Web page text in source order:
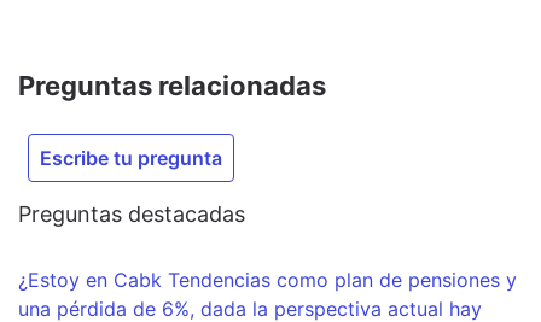
Preguntas relacionadas
Escribe tu pregunta
Preguntas destacadas
¿Estoy en Cabk Tendencias como plan de pensiones y
una pérdida de 6%, dada la perspectiva actual hay